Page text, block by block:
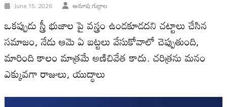
June 15, 2026 అనూష గుర్రాల
ఒకప్పుడు స్త్రీ భుజాల పై వస్త్రం ఉండకూడదని చట్టాలు చేసిన
సమాజం, నేడు ఆమె ఏ బట్టలు వేసుకోవాలో చెప్పుతుంది,
మారింది కాలం మాత్రమే అణిచివేత కాదు. చరిత్రను మనం
ఎక్కువగా రాజులు, యుద్ధాలు